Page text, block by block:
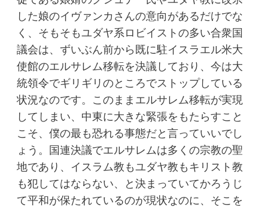
した娘のイヴァンカさんの意向があるだけでな
く、そもそもユダヤ系ロビイストの多い合衆国
議会は、ずいぶん前から既に駐イスラエル米大
使館のエルサレム移転を決議しており、今は大
統領令でギリギリのところでストップしている
状況なのです。このままエルサレム移転が実現
してしまい、中東に大きな緊張をもたらすこと
こそ、僕の最も恐れる事態だと言っていいでし
ょう。国連決議でエルサレムは多くの宗教の聖
地であり、イスラム教もユダヤ教もキリスト教
も犯してはならない、と決まっていてかろうじ
て平和が保たれているのが現状なのに、そこを